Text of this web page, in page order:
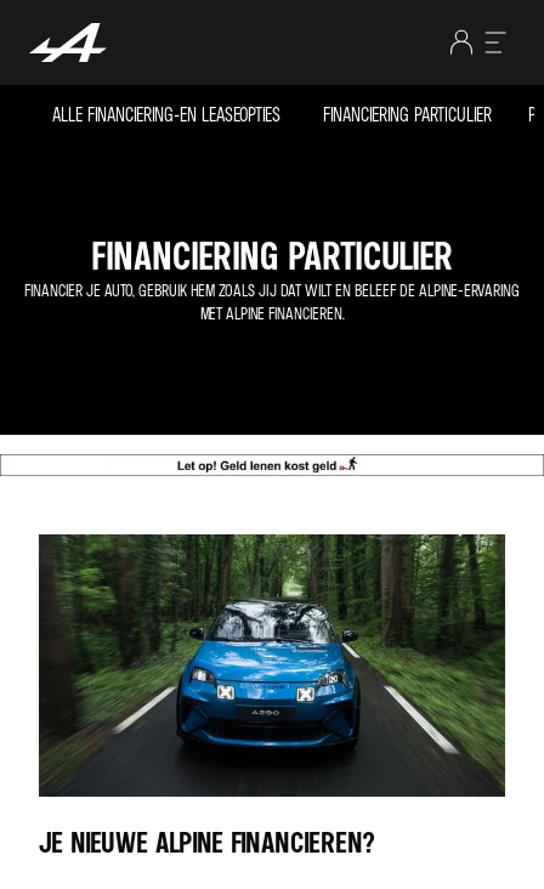
ALLE FINANCIERING-EN LEASEOPTIES FINANCIERING PARTICULIER
FINANCIERING PARTICULIER
FINANCIER JE AUTO, GEBRUIK HEM ZOALS JIJ DAT WILT EN BELEEF DE ALPINE-ERVARING
MET ALPINE FINANCIEREN.
JE NIEUWE ALPINE FINANCIEREN?